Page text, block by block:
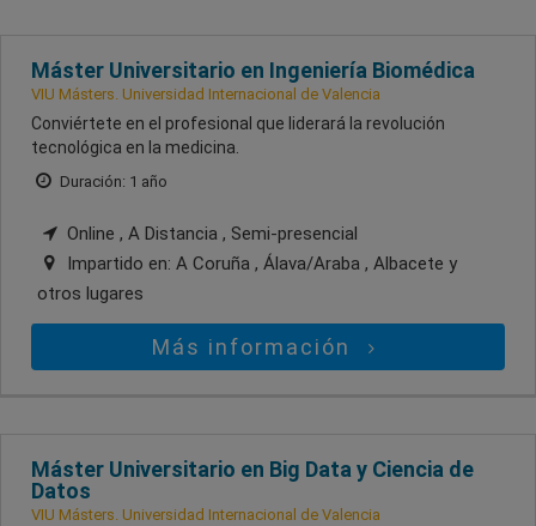
Máster Universitario en Ingeniería Biomédica
VIU Másters. Universidad Internacional de Valencia
Conviértete en el profesional que liderará la revolución
tecnológica en la medicina.
Duración: 1 año
Online , A Distancia , Semi-presencial
Impartido en: A Coruña , Álava/Araba , Albacete y
otros lugares
Más información
Máster Universitario en Big Data y Ciencia de
Datos
VIU Másters. Universidad Internacional de Valencia